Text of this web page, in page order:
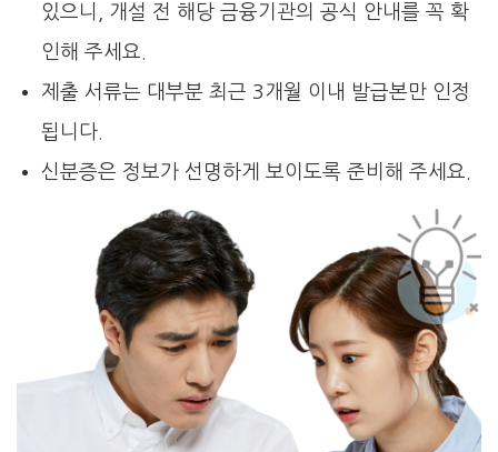
있으니, 개설 전 해당 금융기관의 공식 안내를 꼭 확
인해 주세요.
제출 서류는 대부분 최근 3개월 이내 발급본만 인정
됩니다.
신분증은 정보가 선명하게 보이도록 준비해 주세요.